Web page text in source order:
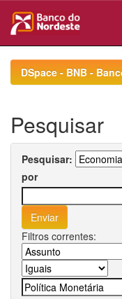
navigationDSpace - BNB -
Pesquisar
Pesquisar:
por
Filtros correntes: